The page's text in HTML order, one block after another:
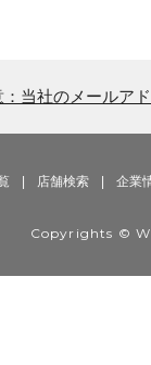
：当社のメールア
店舗検索 企業
Copyrights ©